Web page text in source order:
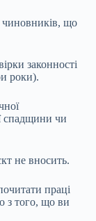
чиновників, що
законності
роки).
спадщини чи
не вносить.
праці
з того, що ви